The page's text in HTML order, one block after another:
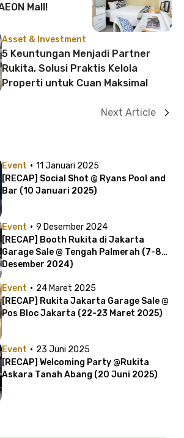
Mall!
Asset & Investment
5 Keuntungan Menjadi Partner
Rukita, Solusi Praktis Kelola
Properti untuk Cuan Maksimal
Next Article
Event · 11 Januari 2025
[RECAP] Social Shot @ Ryans Pool and
Bar (10 Januari 2025)
Event · 9 Desember 2024
[RECAP] Booth Rukita di Jakarta
Garage Sale @ Tengah Palmerah (7-8
Desember 2024)
Event · 24 Maret 2025
[RECAP] Rukita Jakarta Garage Sale @
Pos Bloc Jakarta (22-23 Maret 2025)
Event · 23 Juni 2025
[RECAP] Welcoming Party @Rukita
Askara Tanah Abang (20 Juni 2025)